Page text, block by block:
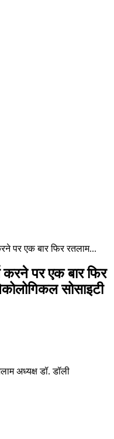
पर एक बार फिर रतलाम...
करने पर एक बार फिर
सोसाइटी
अध्यक्ष डॉ. डॉली